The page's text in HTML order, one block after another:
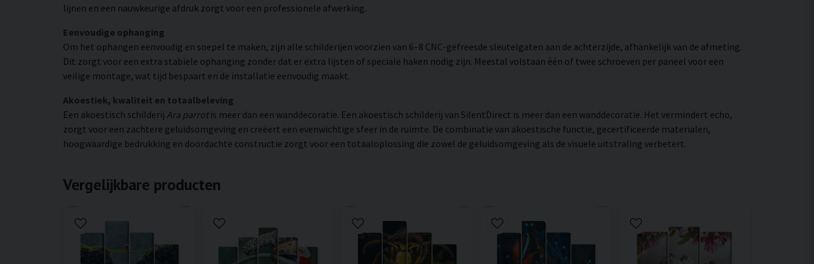
lijnen en een nauwkeurige afdruk zorgt voor een professionele afwerking.
Eenvoudige ophanging
Om het ophangen eenvoudig en soepel te maken, zijn alle schilderijen voorzien van 6–8 CNC-gefreesde sleutelgaten aan de achterzijde, afhankelijk van de afmeting.
Dit zorgt voor een extra stabiele ophanging zonder dat er extra lijsten of speciale haken nodig zijn. Meestal volstaan één of twee schroeven per paneel voor een
veilige montage, wat tijd bespaart en de installatie eenvoudig maakt.
Akoestiek, kwaliteit en totaalbeleving
Een akoestisch schilderij Ara parrotis meer dan een wanddecoratie. Een akoestisch schilderij van SilentDirect is meer dan een wanddecoratie. Het vermindert echo,
zorgt voor een zachtere geluidsomgeving en creëert een evenwichtige sfeer in de ruimte. De combinatie van akoestische functie, gecertificeerde materialen,
hoogwaardige bedrukking en doordachte constructie zorgt voor een totaaloplossing die zowel de geluidsomgeving als de visuele uitstraling verbetert.
Vergelijkbare producten